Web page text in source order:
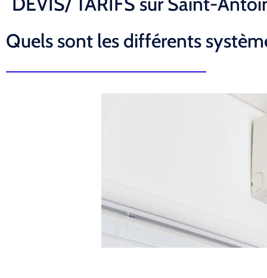
Quels sont les différents